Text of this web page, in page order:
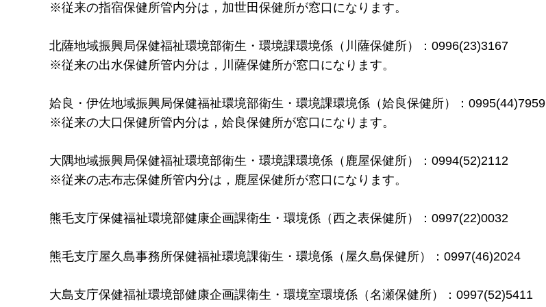
※従来の指宿保健所管内分は，加世田保健所が窓口になります。
北薩地域振興局保健福祉環境部衛生・環境課環境係（川薩保健所）：0996(23)3167
※従来の出水保健所管内分は，川薩保健所が窓口になります。
姶良・伊佐地域振興局保健福祉環境部衛生・環境課環境係（姶良保健所）：0995(44)7959
※従来の大口保健所管内分は，姶良保健所が窓口になります。
大隅地域振興局保健福祉環境部衛生・環境課環境係（鹿屋保健所）：0994(52)2112
※従来の志布志保健所管内分は，鹿屋保健所が窓口になります。
熊毛支庁保健福祉環境部健康企画課衛生・環境係（西之表保健所）：0997(22)0032
熊毛支庁屋久島事務所保健福祉環境課衛生・環境係（屋久島保健所）：0997(46)2024
大島支庁保健福祉環境部健康企画課衛生・環境室環境係（名瀬保健所）：0997(52)5411